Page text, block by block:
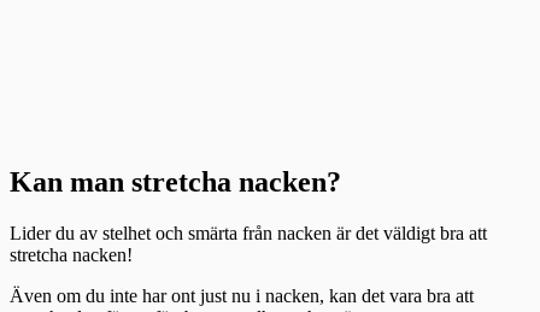
Kan man stretcha nacken?
Lider du av stelhet och smärta från nacken är det väldigt bra att
stretcha nacken!
Även om du inte har ont just nu i nacken, kan det vara bra att